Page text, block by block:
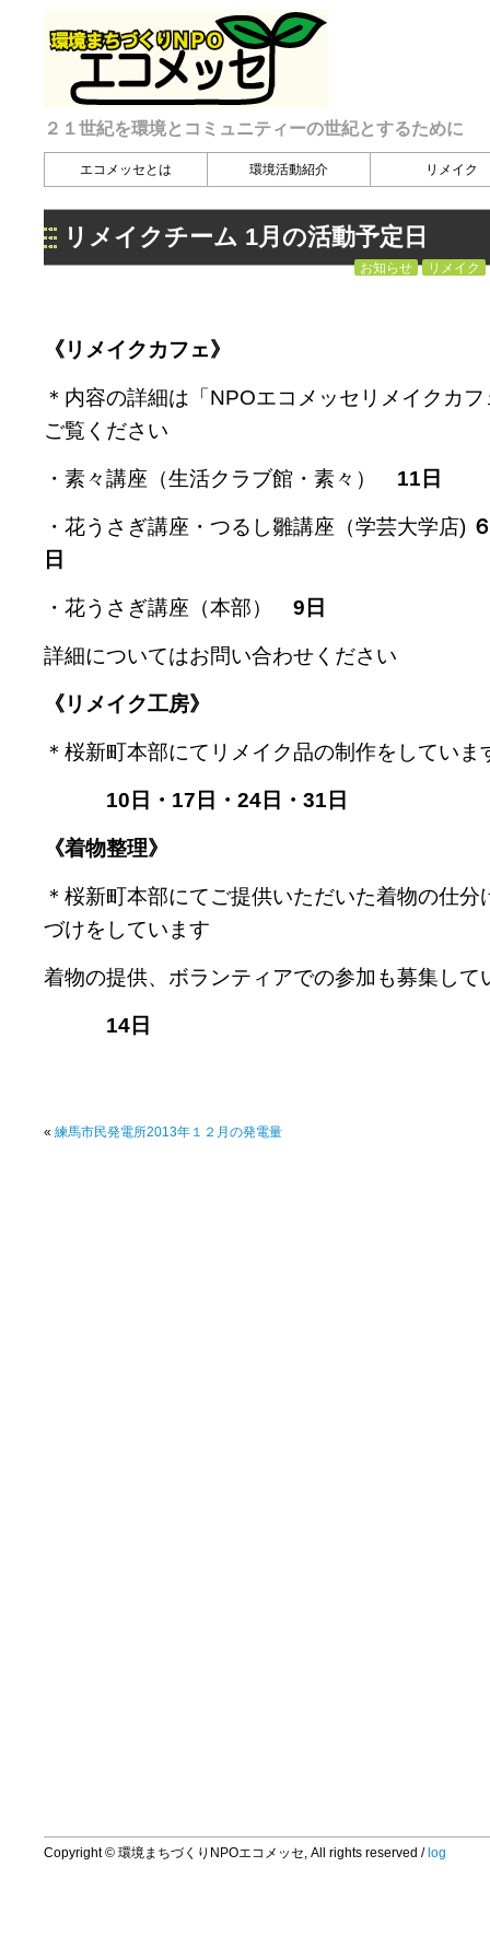
２１世紀を環境とコミュニティーの世紀とするために
エコメッセとは 環境活動紹介 リメイク
リメイクチーム 1月の活動予定日
お知らせ リメイク
《リメイクカフェ》
＊内容の詳細は「NPOエコメッセリメイクカ
ご覧ください
・素々講座（生活クラブ館・素々） 11日
・花うさぎ講座・つるし雛講座（学芸大学店)
日
・花うさぎ講座（本部） 9日
詳細についてはお問い合わせください
《リメイク工房》
＊桜新町本部にてリメイク品の制作をしていま
10日・17日・24日・31日
《着物整理》
＊桜新町本部にてご提供いただいた着物の仕分
づけをしています
着物の提供、ボランティアでの参加も募集して
14日
« 練馬市民発電所2013年１２月の発電量
Copyright © 環境まちづくりNPOエコメッセ, All rights reserved / log